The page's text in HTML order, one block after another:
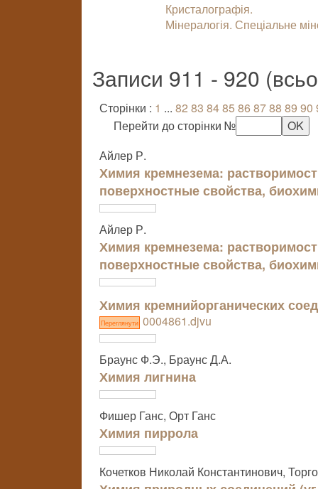
Кристалографія.
Мінералогія. Спеціальне
Записи 911 - 920
Сторінки : 1 ... 82 83 8485 86 8788 89 90
Перейти до сторінки №
Айлер Р.
Химия кремнезема:
поверхностные свойства,
Айлер Р.
Химия кремнезема:
поверхностные свойства,
Химия кремнийорганических
Переглянути 0004861.djvu
Браунс Ф.Э., Браунс Д.А.
Химия лигнина
Фишер Ганс, Орт Ганс
Химия пиррола
Кочетков Николай Константинович,